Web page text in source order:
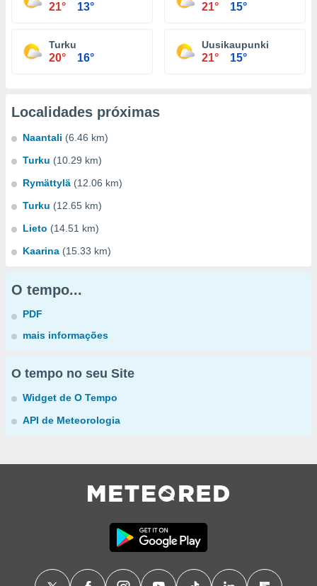
21° 13° 21° 15°
Turku
20° 16°
Uusikaupunki
21° 15°
Localidades próximas
Naantali (6.46 km)
Turku (10.29 km)
Rymättylä (12.06 km)
Turku (12.65 km)
Lieto (14.51 km)
Kaarina (15.33 km)
O tempo...
PDF
mais informações
O tempo no seu Site
Widget de O Tempo
API de Meteorologia